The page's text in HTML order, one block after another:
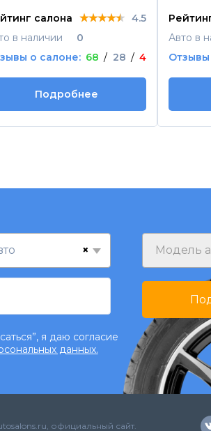
салона ★★★★★
★★★★★
★★★★★ 4.5
в наличии
0
о салоне: 68 / 28 / 4
Подробнее
Авто в
Отзывы
× Модель
я даю согласие
данных.
официальный сайт.